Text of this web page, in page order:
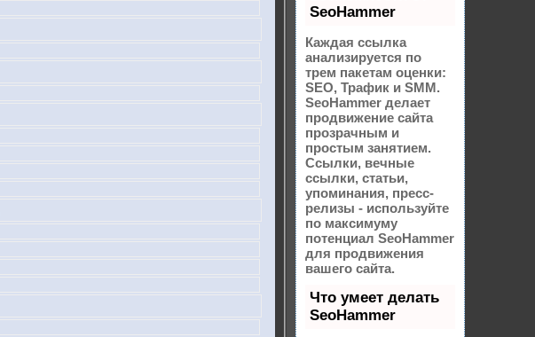
SeoHammer
Каждая ссылка
анализируется по
трем пакетам оценки:
SEO, Трафик и SMM.
SeoHammer делает
продвижение сайта
прозрачным и
простым занятием.
Ссылки, вечные
ссылки, статьи,
упоминания, пресс-
релизы - используйте
по максимуму
потенциал SeoHammer
для продвижения
вашего сайта.
Что умеет делать
SeoHammer